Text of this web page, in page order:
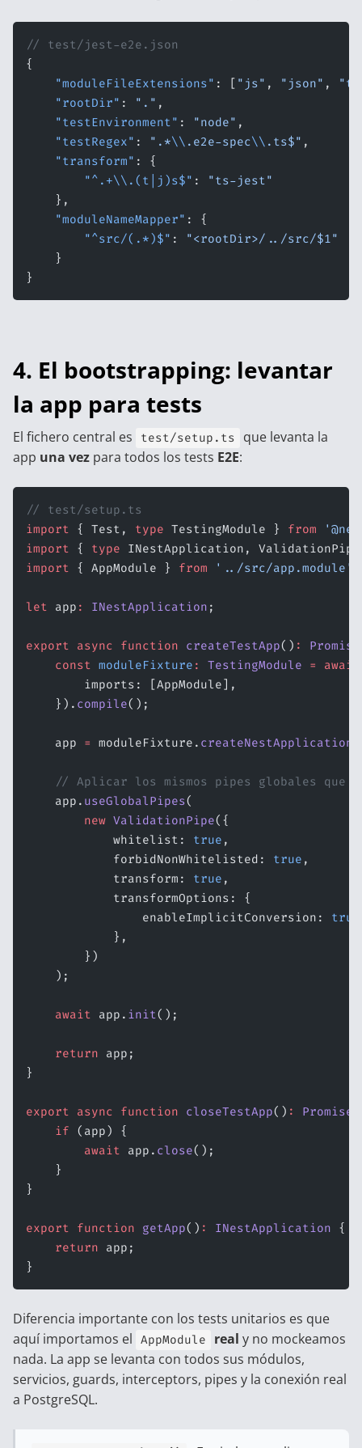
// test/jest-e2e.json
{
    "moduleFileExtensions"
: [ "js" , "json" ,
    "rootDir"
: "." ,
    "testEnvironment"
: "node" ,
    "testRegex"
: ".*\\ .e2e-spec\\ .ts$" ,
    "transform"
: {
        "^.+\\.(t|j)s$"
:
"ts-jest"
    },
    "moduleNameMapper"
: {
        "^src/(.*)$"
:
"<rootDir>/../src/$1"
    }
}
4. El bootstrapping: levantar
la app para tests
El fichero central es test/setup.ts
que levanta la
app una vez para todos los tests E2E:
// test/setup.ts
import { Test, type TestingModule } from
import { type INestApplication,
import { AppModule } from '../src/app.module'
let app : INestApplication ;
export async function createTestApp() : Promise
    const
moduleFixture : TestingModule = await
        imports: [AppModule],
    }).
compile();
    app
= moduleFixture. createNestApplication
// Aplicar los mismos pipes globales que
    app.
useGlobalPipes(
        new
ValidationPipe({
            whitelist:
true ,
            forbidNonWhitelisted:
true ,
            transform:
true ,
            transformOptions: {
                enableImplicitConversion:
true
            },
        })
    );
    await
app. init();
    return
app;
}
export async function closeTestApp() : Promise
    if
(app) {
        await
app. close();
    }
}
export function getApp() : INestApplication {
    return
app;
}
Diferencia importante con los tests unitarios es que
aquí importamos el AppModule real y no mockeamos
nada. La app se levanta con todos sus módulos,
servicios, guards, interceptors, pipes y la conexión real
a PostgreSQL.